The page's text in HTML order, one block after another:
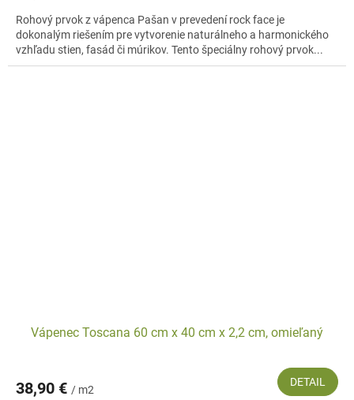
Rohový prvok z vápenca Pašan v prevedení rock face je
dokonalým riešením pre vytvorenie naturálneho a harmonického
vzhľadu stien, fasád či múrikov. Tento špeciálny rohový prvok...
Vápenec Toscana 60 cm x 40 cm x 2,2 cm, omieľaný
38,90 € / m2
DETAIL